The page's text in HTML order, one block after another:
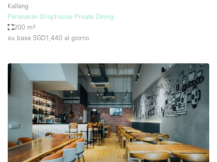
Kallang
Peranakan Shophouse Private Dining
200 m²
su base SGD1,440 al giorno